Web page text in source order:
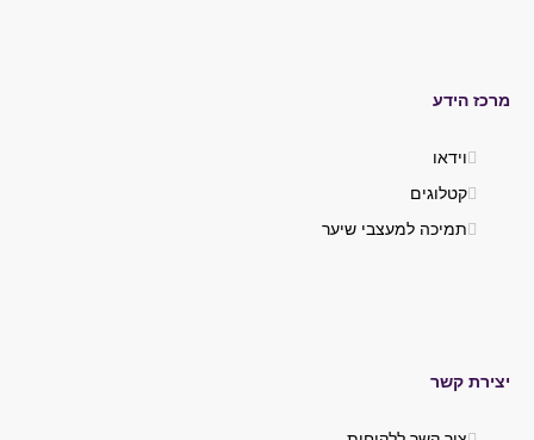
מרכז הידע
וידאו
קטלוגים
תמיכה למעצבי שיער
יצירת קשר